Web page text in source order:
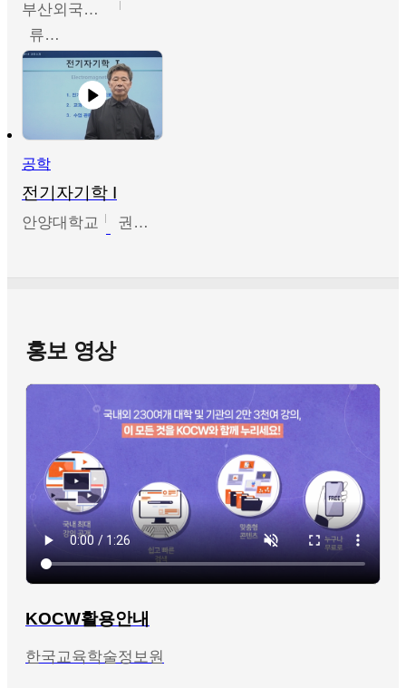
부산외국어대학교
류영철
공학
전기자기학 I
안양대학교 권원현
홍보 영상
KOCW활용안내
한국교육학술정보원